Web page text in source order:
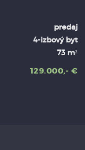
predaj
4-izbový byt
73 m²
129.000,- €